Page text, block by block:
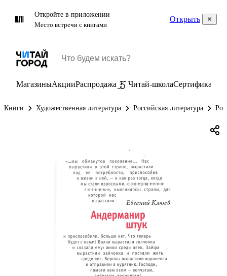
Откройте в приложении
Место встречи с книгами
Открыть
МагазиныАкцииРаспродажа Читай-школаСертификаты
Книги Художественная литература Российская литература